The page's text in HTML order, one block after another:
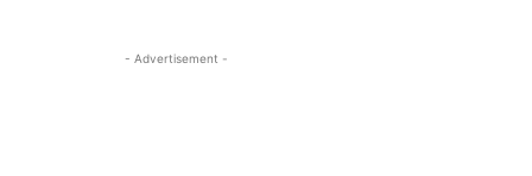
- Advertisement -